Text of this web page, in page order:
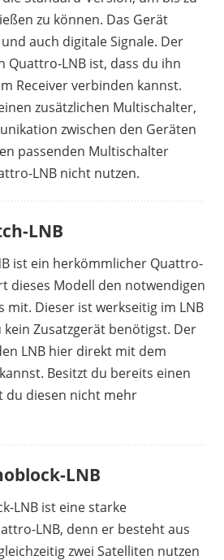
zu können. Das Gerät
auch digitale Signale. Der
Quattro-LNB ist, dass du ihn
Receiver verbinden kannst.
zusätzlichen Multischalter,
zwischen den Geräten
passenden Multischalter
LNB nicht nutzen.
LNB
ist ein herkömmlicher Quattro-
dieses Modell den notwendigen
Dieser ist werkseitig im LNB
Zusatzgerät benötigst. Der
LNB hier direkt mit dem
Besitzt du bereits einen
du diesen nicht mehr
LNB
LNB ist eine starke
LNB, denn er besteht aus
zwei Satelliten nutzen